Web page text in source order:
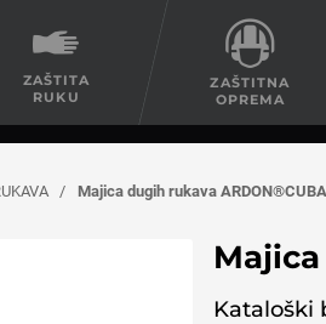
ZAŠTITA
RUKU
ZAŠTITNA
OPREMA
/ Majica dugih rukava
Kataloški